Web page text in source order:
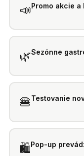
📣Promo akcie
🌿Sezónne
🍔 Testovanie
🛍️Pop-up